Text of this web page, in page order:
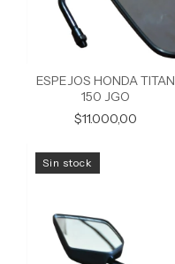
ESPEJOS HONDA TITAN
150 JGO
$11.000,00
Sin stock